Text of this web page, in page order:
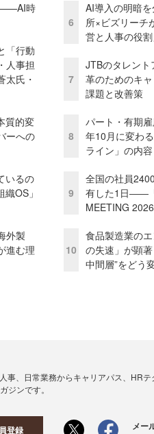
——AI時
「行動
人事担
太氏・
質的変
ーへの
いるの
OS」
外製
進む理
6
AI導入の明暗
所×ビズリーチ
営と人事の役割
7
JTBのタレン
革のためのキ
課題と改善策
8
パート・有期
年10月に変わ
ライン」の内容
9
全国の社員
有した1日――
MEETING
10
食品製造業の
の失速」が顕
中間層”をどう
事、日常業務からキャリアパス、HR
ジンです。
登録 メー